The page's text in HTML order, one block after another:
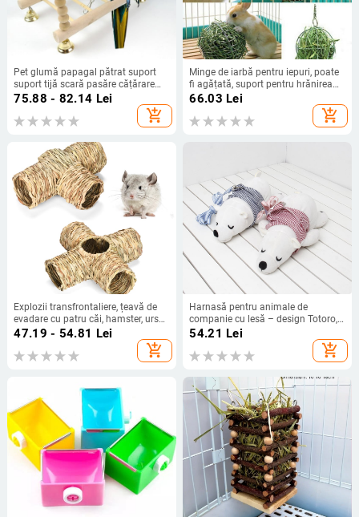
Pet glumă papagal pătrat suport
suport tijă scară pasăre cățărare
leagăn distracție roată scară
75.88 - 82.14 Lei
add_shopping_cart
Minge de iarbă pentru iepuri, poate
fi agățată, suport pentru hrănirea
cu iarbă, bilă de iarbă placată cu
oțel inoxidabil pentru porc olandez
Chinchilla
66.03 Lei
add_shopping_cart
Explozii transfrontaliere, țeavă de
evadare cu patru căi, hamster, urs
auriu, iepure, Totoro, peisaj molar,
47.19 - 54.81 Lei
add_shopping_cart
Harnasă pentru animale de
companie cu lesă – design Totoro,
material poliester-bumbac, marcă
Ji Tsai, etichetă privată licențiată
54.21 Lei
add_shopping_cart